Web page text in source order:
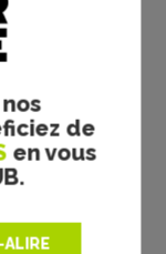
de
en vous
ALIRE